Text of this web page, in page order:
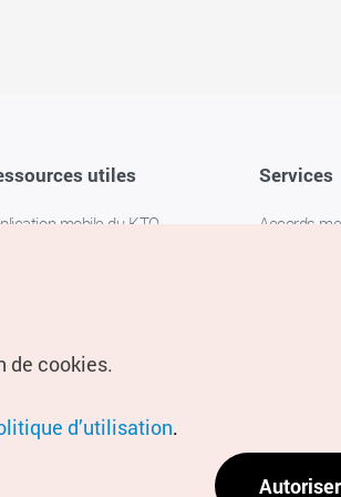
utiles
mobile du KTO
Services
Accords
Politique
localisation
de cookies.
d’utilisation.